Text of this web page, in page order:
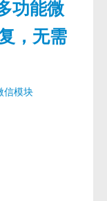
功能微
，无需
信模块